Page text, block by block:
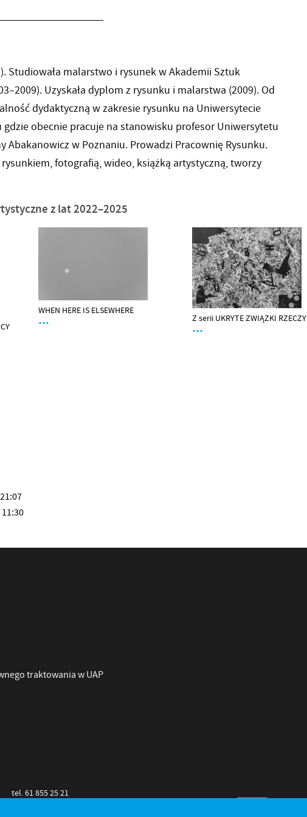
Studiowała malarstwo i rysunek w Akademii Sztuk
Uzyskała dyplom z rysunku i malarstwa (2009). Od
dydaktyczną w zakresie rysunku na Uniwersytecie
gdzie obecnie pracuje na stanowisku profesor Uniwersytetu
Abakanowicz w Poznaniu. Prowadzi Pracownię Rysunku.
fotografią, wideo, książką artystyczną, tworzy
z lat 2022–2025
WHEN HERE IS ELSEWHERE
… Z serii UKRYTE ZWIĄZKI RZECZY
…
traktowania w UAP
tel. 61 855 25 21